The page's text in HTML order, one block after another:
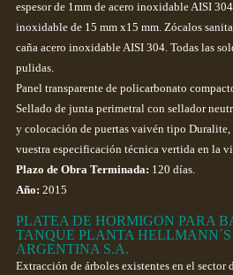
espesor de 1mm de acero inoxidable AISI
inoxidable de 15 mm x15 mm. Zócalos
caña acero inoxidable AISI 304. Todas las
pulidas.
Panel transparente de policarbonato
Sellado de junta perimetral con sellador
y colocación de puertas vaivén tipo Duralite,
vuestra especificación técnica vertida en la
Plazo de Obra Terminada: 120 días.
Año: 2015
PLATEA DE HORMIGON PARA
TANQUE PLANTA
ARGENTINA S.A.
Extracción de árboles existentes en el sector